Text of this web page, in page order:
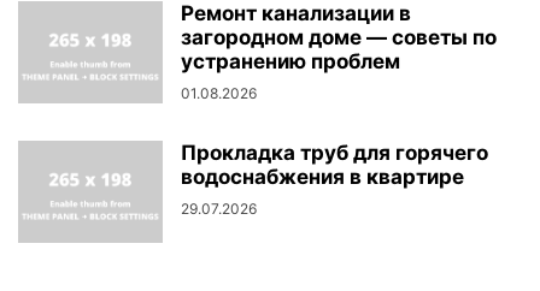
Ремонт канализации в
загородном доме — советы по
устранению проблем
01.08.2026
Прокладка труб для горячего
водоснабжения в квартире
29.07.2026